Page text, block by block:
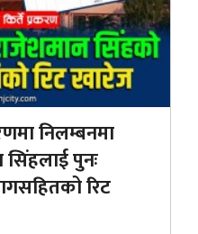
निलम्बनमा
पुनः
रिट